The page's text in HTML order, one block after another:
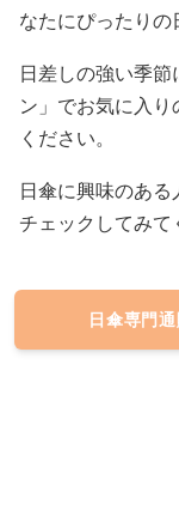
なたにぴったりの
日差しの強い季
ン」でお気に入
ください。
日傘に興味のあ
チェックしてみて
日傘専門